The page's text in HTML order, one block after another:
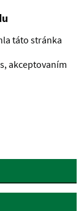
táto stránka
akceptovaním